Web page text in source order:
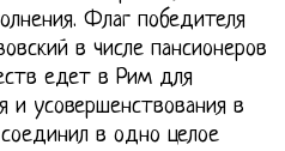
Флаг победителя
в числе пансионеров
едет в Рим для
и усовершенствования в
в одно целое